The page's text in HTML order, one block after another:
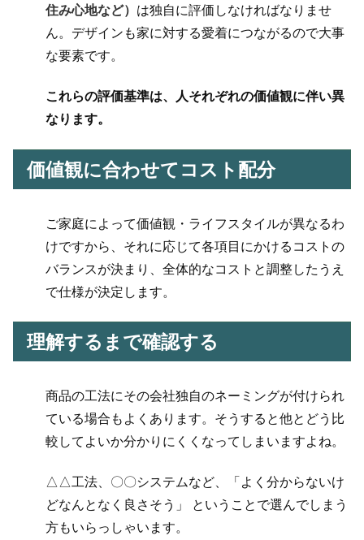
住み心地など） は独自に評価しなければなりませ
ん。デザインも家に対する愛着につながるので大事
な要素です。
これらの評価基準は、人それぞれの価値観に伴い異
なります。
価値観に合わせてコスト配分
ご家庭によって価値観・ライフスタイルが異なるわ
けですから、それに応じて各項目にかけるコストの
バランスが決まり、全体的なコストと調整したうえ
で仕様が決定します。
理解するまで確認する
商品の工法にその会社独自のネーミングが付けられ
ている場合もよくあります。そうすると他とどう比
較してよいか分かりにくくなってしまいますよね。
△△工法、〇〇システムなど、「よく分からないけ
どなんとなく良さそう」 ということで選んでしまう
方もいらっしゃいます。